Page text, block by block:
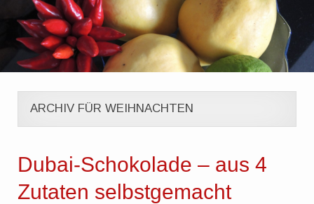
ARCHIV FÜR WEIHNACHTEN
Dubai-Schokolade – aus 4
Zutaten selbstgemacht